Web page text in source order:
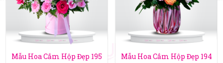
Mẫu Hoa Cắm Hộp Đẹp 195 Mẫu Hoa Cắm Hộp Đẹp 194